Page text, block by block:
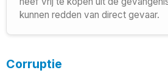
kunnen redden van direct gevaar.
Corruptie